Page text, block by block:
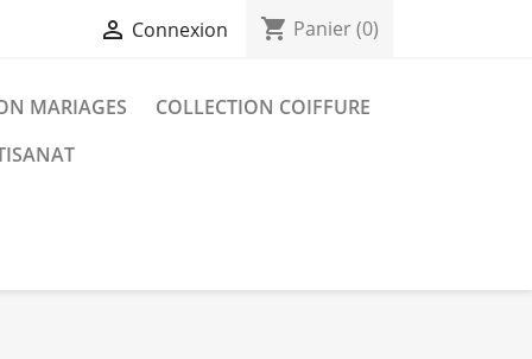
 Connexion shopping_cart Panier(0)
MARIAGES
COLLECTION COIFFURE